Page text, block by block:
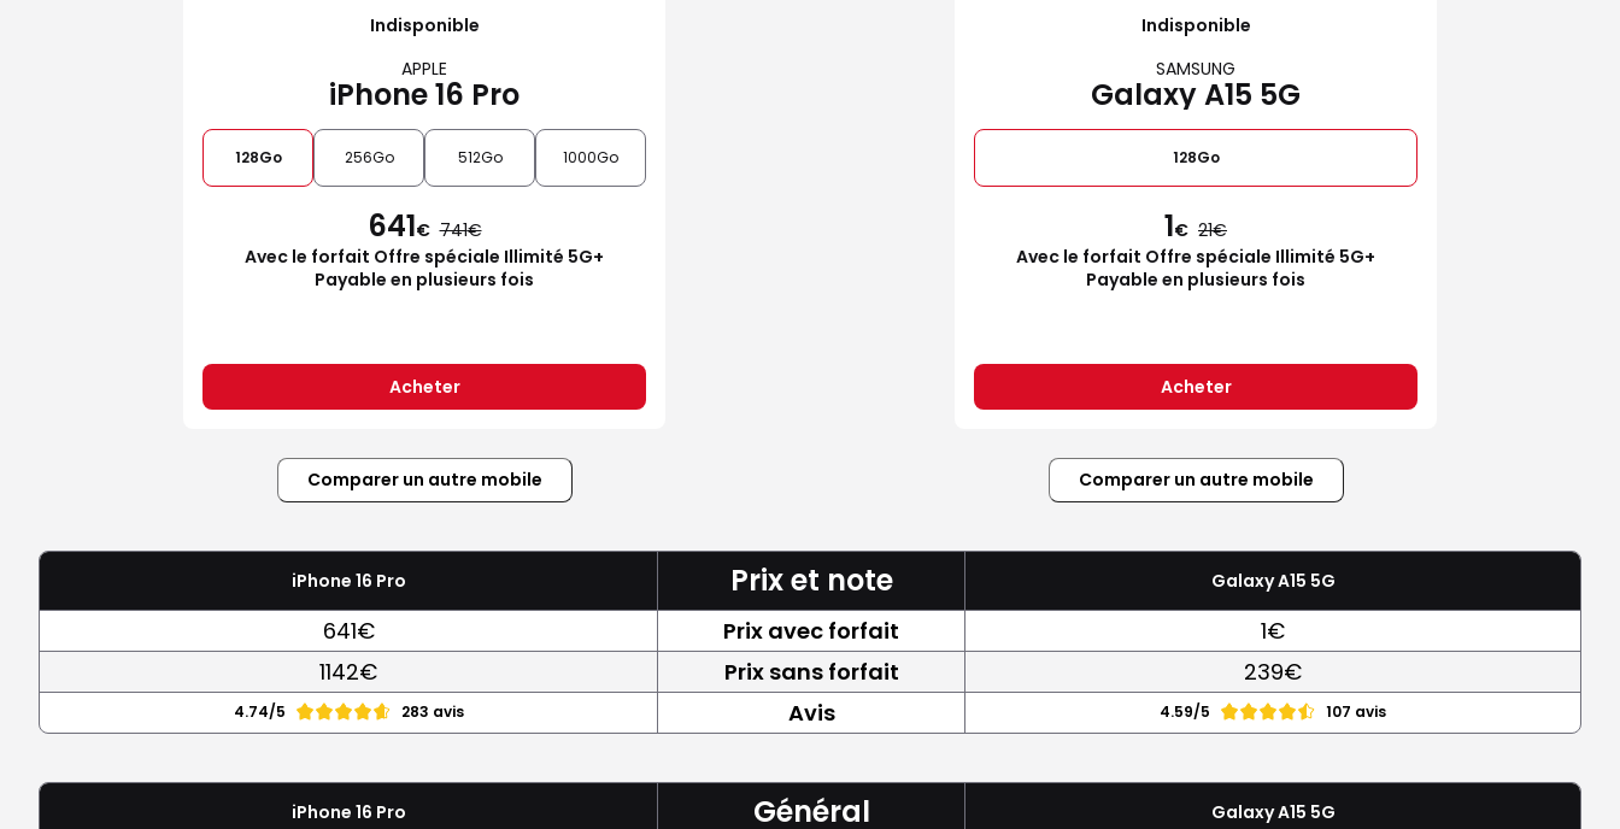
Indisponible
APPLE
iPhone 16 Pro
128Go 256Go 512Go 1000Go
641€ 741
Avec le forfait Offre spéciale Illimité 5G+
Payable en plusieurs fois
Acheter
Indisponible
SAMSUNG
Galaxy A15 5G
128Go
1€ 21
Avec le forfait Offre spéciale Illimité 5G+
Payable en plusieurs fois
Acheter
Comparer un autre mobile Comparer un autre mobile
iPhone 16 Pro Prix et note Galaxy A15 5G
641€ Prix avec forfait
1€
1142€
Prix sans forfait 239€
4.74/5 283 avis Avis 4.59/5 107 avis
iPhone 16 Pro Général Galaxy A15 5G